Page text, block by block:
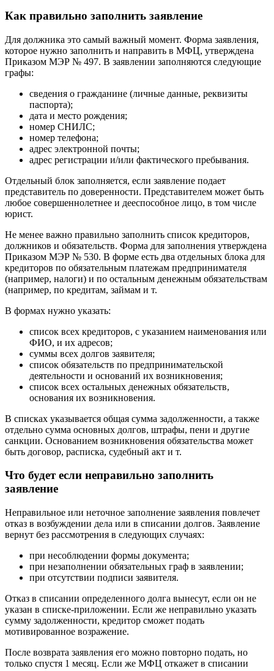
Как правильно заполнить заявление
Для должника это самый важный момент. Форма заявления,
которое нужно заполнить и направить в МФЦ, утверждена
Приказом МЭР № 497. В заявлении заполняются следующие
графы:
сведения о гражданине (личные данные, реквизиты
паспорта);
дата и место рождения;
номер СНИЛС;
номер телефона;
адрес электронной почты;
адрес регистрации и/или фактического пребывания.
Отдельный блок заполняется, если заявление подает
представитель по доверенности. Представителем может быть
любое совершеннолетнее и дееспособное лицо, в том числе
юрист.
Не менее важно правильно заполнить список кредиторов,
должников и обязательств. Форма для заполнения утверждена
Приказом МЭР № 530. В форме есть два отдельных блока для
кредиторов по обязательным платежам предпринимателя
(например, налоги) и по остальным денежным обязательствам
(например, по кредитам, займам и т.
В формах нужно указать:
список всех кредиторов, с указанием наименования или
ФИО, и их адресов;
суммы всех долгов заявителя;
список обязательств по предпринимательской
деятельности и оснований их возникновения;
список всех остальных денежных обязательств,
основания их возникновения.
В списках указывается общая сумма задолженности, а также
отдельно сумма основных долгов, штрафы, пени и другие
санкции. Основанием возникновения обязательства может
быть договор, расписка, судебный акт и т.
Что будет если неправильно заполнить
заявление
Неправильное или неточное заполнение заявления повлечет
отказ в возбуждении дела или в списании долгов. Заявление
вернут без рассмотрения в следующих случаях:
при несоблюдении формы документа;
при незаполнении обязательных граф в заявлении;
при отсутствии подписи заявителя.
Отказ в списании определенного долга вынесут, если он не
указан в списке-приложении. Если же неправильно указать
сумму задолженности, кредитор сможет подать
мотивированное возражение.
После возврата заявления его можно повторно подать, но
только спустя 1 месяц. Если же МФЦ откажет в списании